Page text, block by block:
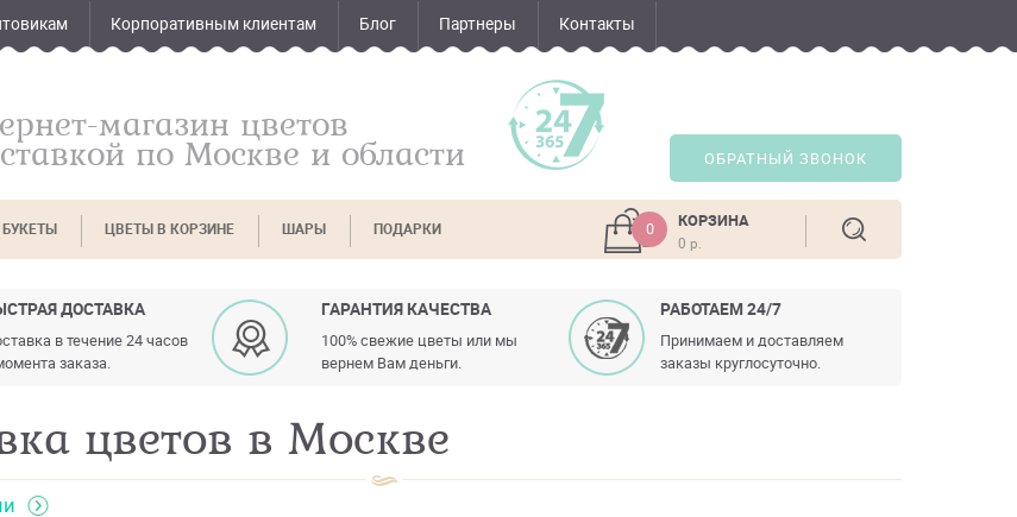
Корпоративным клиентам Блог Партнеры Контакты
магазин цветов
по Москве и области ОБРАТНЫЙ ЗВОНОК
БУКЕТЫ ЦВЕТЫ В КОРЗИНЕ ШАРЫ ПОДАРКИ 0 КОРЗИНА
0 р.
ДОСТАВКА
в течение 24 часов
заказа.
ГАРАНТИЯ КАЧЕСТВА
100% свежие цветы или мы
вернем Вам деньги.
РАБОТАЕМ 24/7
Принимаем и доставляем
заказы круглосуточно.
цветов в Москве